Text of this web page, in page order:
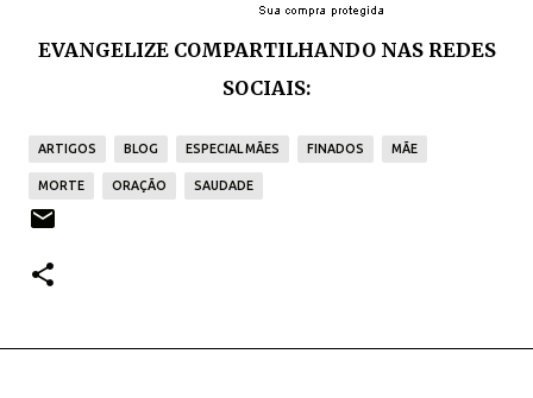
EVANGELIZE COMPARTILHANDO NAS REDES
SOCIAIS:
ARTIGOS BLOG ESPECIAL MÃES FINADOS MÃE
MORTE ORAÇÃO SAUDADE